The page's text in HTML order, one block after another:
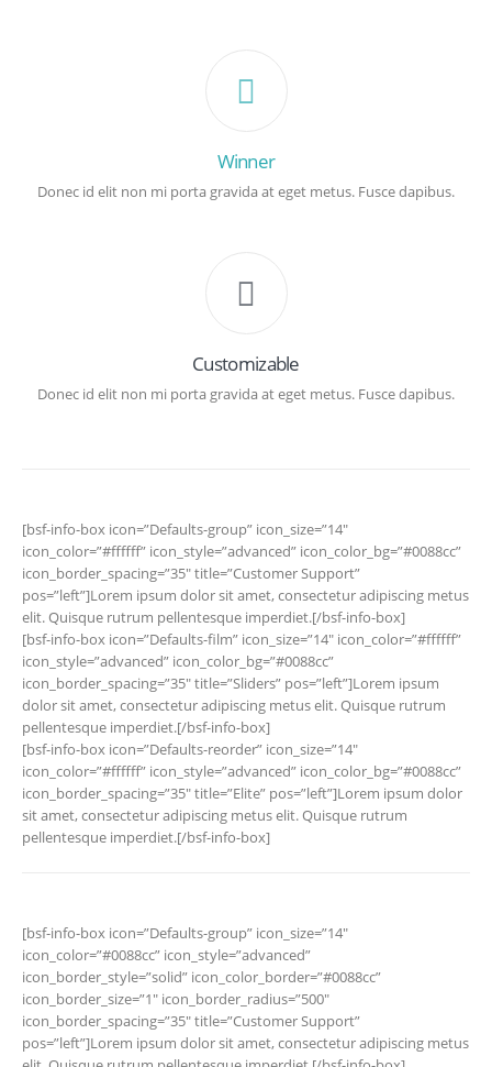
Winner
Donec id elit non mi porta gravida at eget metus. Fusce dapibus.
Customizable
Donec id elit non mi porta gravida at eget metus. Fusce dapibus.
[bsf-info-box icon=”Defaults-group” icon_size=”14″
icon_color=”#ffffff” icon_style=”advanced” icon_color_bg=”#0088cc”
icon_border_spacing=”35″ title=”Customer Support”
pos=”left”]Lorem ipsum dolor sit amet, consectetur adipiscing metus
elit. Quisque rutrum pellentesque imperdiet.[/bsf-info-box]
[bsf-info-box icon=”Defaults-film” icon_size=”14″ icon_color=”#ffffff”
icon_style=”advanced” icon_color_bg=”#0088cc”
icon_border_spacing=”35″ title=”Sliders” pos=”left”]Lorem ipsum
dolor sit amet, consectetur adipiscing metus elit. Quisque rutrum
pellentesque imperdiet.[/bsf-info-box]
[bsf-info-box icon=”Defaults-reorder” icon_size=”14″
icon_color=”#ffffff” icon_style=”advanced” icon_color_bg=”#0088cc”
icon_border_spacing=”35″ title=”Elite” pos=”left”]Lorem ipsum dolor
sit amet, consectetur adipiscing metus elit. Quisque rutrum
pellentesque imperdiet.[/bsf-info-box]
[bsf-info-box icon=”Defaults-group” icon_size=”14″
icon_color=”#0088cc” icon_style=”advanced”
icon_border_style=”solid” icon_color_border=”#0088cc”
icon_border_size=”1″ icon_border_radius=”500″
icon_border_spacing=”35″ title=”Customer Support”
pos=”left”]Lorem ipsum dolor sit amet, consectetur adipiscing metus